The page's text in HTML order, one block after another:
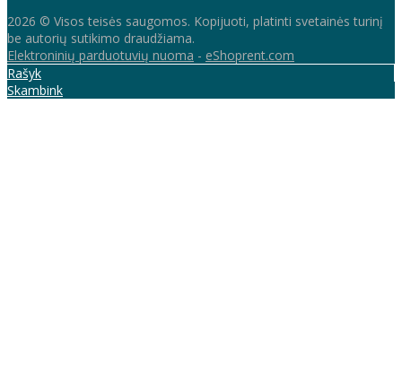
2026 © Visos teisės saugomos. Kopijuoti, platinti svetainės turinį
be autorių sutikimo draudžiama.
Elektroninių parduotuvių nuoma - eShoprent.com
Rašyk
Skambink